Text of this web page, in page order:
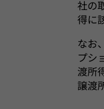
社の
得に
なお
プシ
渡所
譲渡